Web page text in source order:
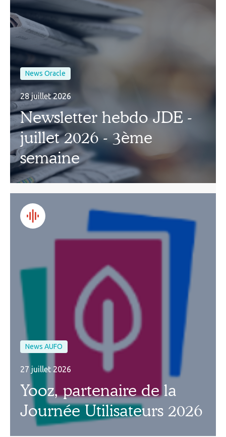
News Oracle
28 juillet 2026
Newsletter hebdo JDE -
juillet 2026 - 3ème
semaine
News AUFO
27 juillet 2026
Yooz, partenaire de la
Journée Utilisateurs 2026